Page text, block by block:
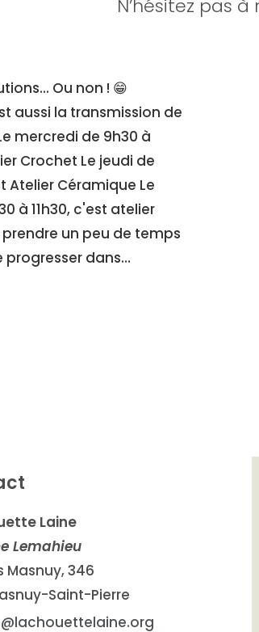
N’hésitez pas
Laine
Lemahieu
Masnuy, 346
Saint-Pierre